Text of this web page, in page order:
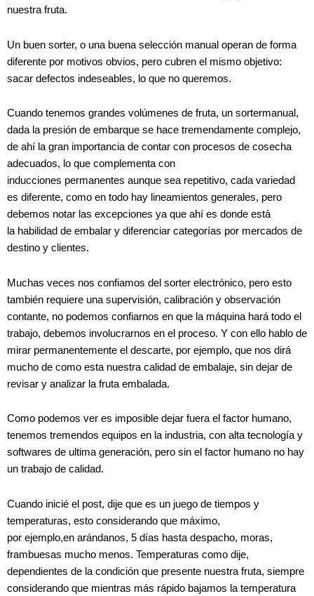
nuestra fruta.
Un buen sorter, o una buena selección manual operan de forma
diferente por motivos obvios, pero cubren el mismo objetivo:
sacar defectos indeseables, lo que no queremos.
Cuando tenemos grandes volúmenes de fruta, un sortermanual,
dada la presión de embarque se hace tremendamente complejo,
de ahí la gran importancia de contar con procesos de cosecha
adecuados, lo que complementa con
inducciones permanentes aunque sea repetitivo, cada variedad
es diferente, como en todo hay lineamientos generales, pero
debemos notar las excepciones ya que ahí es donde está
la habilidad de embalar y diferenciar categorías por mercados de
destino y clientes.
Muchas veces nos confiamos del sorter electrónico, pero esto
también requiere una supervisión, calibración y observación
contante, no podemos confiarnos en que la máquina hará todo el
trabajo, debemos involucrarnos en el proceso. Y con ello hablo de
mirar permanentemente el descarte, por ejemplo, que nos dirá
mucho de como esta nuestra calidad de embalaje, sin dejar de
revisar y analizar la fruta embalada.
Como podemos ver es imposible dejar fuera el factor humano,
tenemos tremendos equipos en la industria, con alta tecnología y
softwares de ultima generación, pero sin el factor humano no hay
un trabajo de calidad.
Cuando inicié el post, dije que es un juego de tiempos y
temperaturas, esto considerando que máximo,
por ejemplo,en arándanos, 5 días hasta despacho, moras,
frambuesas mucho menos. Temperaturas como dije,
dependientes de la condición que presente nuestra fruta, siempre
considerando que mientras más rápido bajamos la temperatura